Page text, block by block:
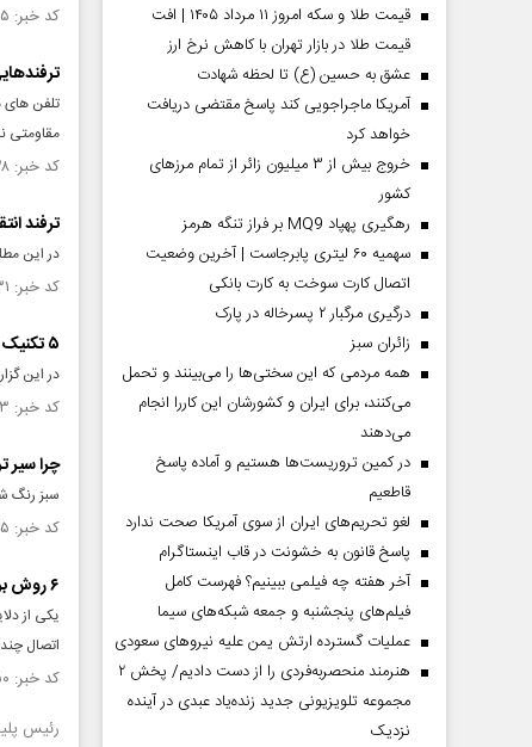
کد خبر: ۱۳۳۳۰۶۵ تاریخ انتشار : ۱۴۰۰/۰۵/۳۰
تلفن های
مقاومتی
کد خبر: ۱۳۳۲۴۳۸ تاریخ انتشار : ۱۴۰۰/۰۵/۲۵
ترفند
در این
کد خبر: ۱۳۲۶۹۳۱ تاریخ انتشار : ۱۴۰۰/۰۴/۲۶
۵ تکنیک کاربردی برای انتخاب یک رمز عبور امن
در این گزارش ما به شما ۵
کد خبر: ۱۳۲۶۶۱۳ تاریخ انتشار : ۱۴۰۰/۰۴/۲۳
چرا سیر
سبز رنگ
کد خبر: ۱۳۲۳۵۳۵ تاریخ انتشار : ۱۴۰۰/۰۴/۰۸
۶ روش برای افزایش سرعت اینترنت
یکی از
اتصال
کد خبر: ۱۳۲۳۲۵۰ تاریخ انتشار : ۱۴۰۰/۰۴/۰۶
رئیس
قیمت طلا و سکه امروز ۱۱ مرداد ۱۴۰۵ | افت
قیمت طلا در بازار تهران با کاهش نرخ ارز
عشق به حسین (ع) تا لحظه شهادت
آمریکا ماجراجویی کند پاسخ مقتضی دریافت
خواهد کرد
خروج بیش از ۳ میلیون زائر از تمام مرز‌های
کشور
رهگیری پهپاد MQ9 بر فراز تنگه هرمز
سهمیه ۶۰ لیتری پابرجاست | آخرین وضعیت
اتصال کارت سوخت به کارت بانکی
درگیری مرگبار ۲ پسرخاله در پارک
‌زائران سبز
همه مردمی که این سختی‌ها را می‌بینند و تحمل
می‌کنند، برای ایران و کشورشان این کاررا انجام
می‌دهند
در کمین تروریست‌ها هستیم و آماده پاسخ
قاطعیم
لغو تحریم‌های ایران از سوی آمریکا صحت ندارد
پاسخ قانون به خشونت در قاب اینستاگرام
آخر هفته چه فیلمی ببینیم؟ فهرست کامل
فیلم‌های پنجشنبه و جمعه شبکه‌های سیما
عملیات گسترده ارتش یمن علیه نیروهای سعودی
هنرمند منحصر‌به‌فردی را از دست دادیم/ پخش ۲
مجموعه تلویزیونی جدید زنده‌یاد عبدی در آینده
نزدیک